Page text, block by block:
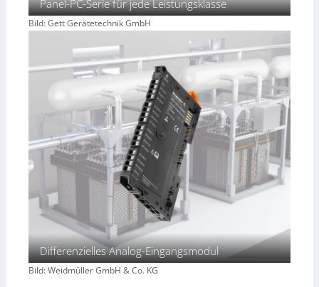
Panel-PC-Serie für jede Leistungsklasse
Bild: Gett Gerätetechnik GmbH
Differenzielles Analog-Eingangsmodul
Bild: Weidmüller GmbH & Co. KG